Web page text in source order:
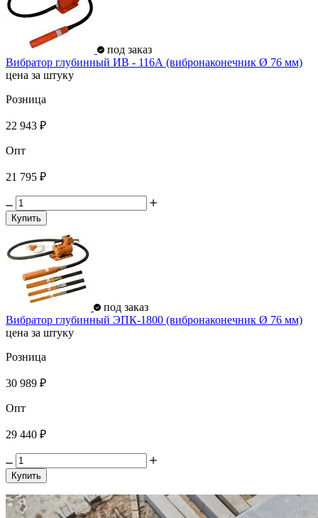
под заказ
Вибратор глубинный ИВ - 116А (вибронаконечник Ø 76 мм)
цена за штуку
Розница
22 943 ₽
Опт
21 795 ₽
Купить
под заказ
Вибратор глубинный ЭПК-1800 (вибронаконечник Ø 76 мм)
цена за штуку
Розница
30 989 ₽
Опт
29 440 ₽
Купить